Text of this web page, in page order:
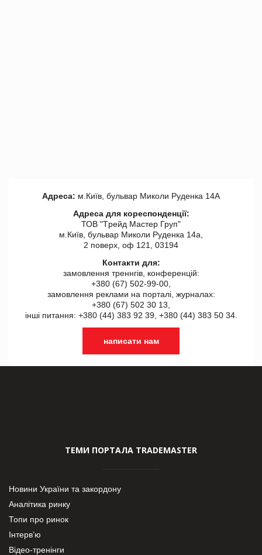
Адреса: м.Київ, бульвар Миколи Руденка 14А
Адреса для кореспонденції:
ТОВ "Tрейд Мастер Груп"
м.Київ, бульвар Миколи Руденка 14а,
2 поверх, оф 121, 03194
Контакти для:
замовлення треннгів, конференцій:
+380 (67) 502-99-00,
замовлення реклами на порталі, журналах:
+380 (67) 502 30 13,
інші питання: +380 (44) 383 92 39, +380 (44) 383 50 34.
написати нам
ТЕМИ ПОРТАЛА TRADEMASTER
Новини України та закордону
Аналітика ринку
Топи про ринок
Інтерв’ю
Відео-тренінги